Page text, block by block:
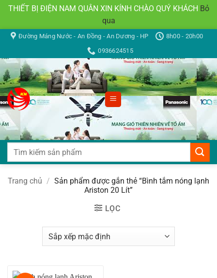
THIẾT BỊ ĐIỆN NAM QUÂN XIN KÍNH CHÀO QUÝ KHÁCH Bỏ
qua
nội
dung
Đường Máng Nước - An Đồng - An Dương - HP
8h00 - 20h00
0936624515
Tìm
Trang chủ / Sản phẩm được gắn thẻ “Bình tắm nóng lạnh
Ariston 20 Lít”
LỌC